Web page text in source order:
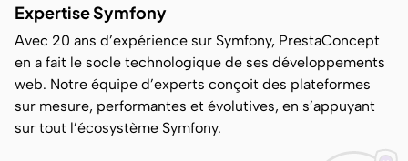
Expertise Symfony
Avec 20 ans d’expérience sur Symfony, PrestaConcept
en a fait le socle technologique de ses développements
web. Notre équipe d’experts conçoit des plateformes
sur mesure, performantes et évolutives, en s’appuyant
sur tout l’écosystème Symfony.